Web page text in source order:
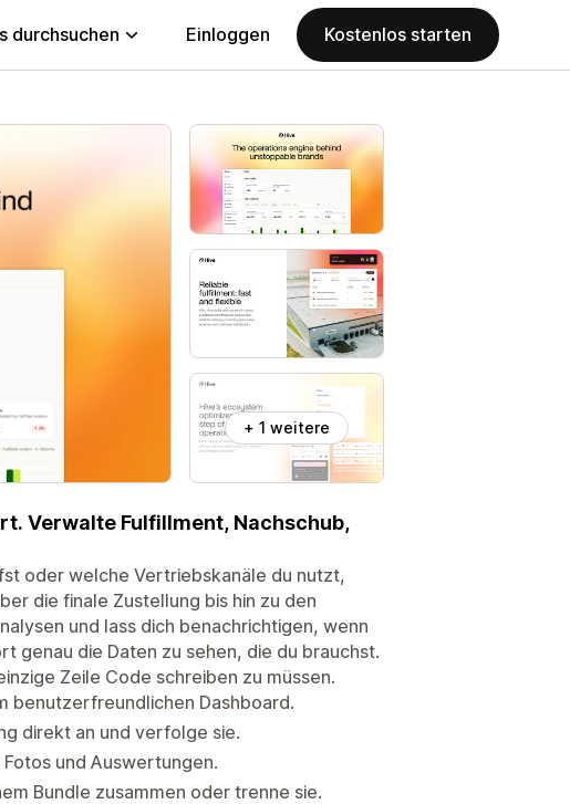
durchsuchen Einloggen Kostenlos starten
+ 1 weitere
Verwalte Fulfillment, Nachschub,
oder welche Vertriebskanäle du nutzt,
die finale Zustellung bis hin zu den
und lass dich benachrichtigen, wenn
genau die Daten zu sehen, die du brauchst.
Zeile Code schreiben zu müssen.
benutzerfreundlichen Dashboard.
direkt an und verfolge sie.
und Auswertungen.
Bundle zusammen oder trenne sie.